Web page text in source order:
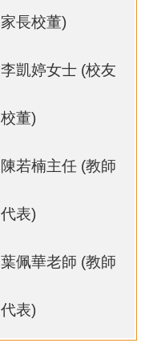
家長校董)
李凱婷女士 (校友
校董)
陳若楠主任 (教師
代表)
葉佩華老師 (教師
代表)